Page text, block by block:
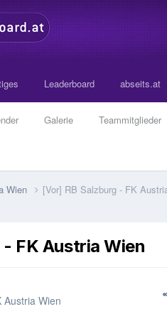
Galerie Teammitglieder
Leaderboard abseits.at
Wien [Vor] RB Salzburg - FK
FK Austria Wien
Austria Wien